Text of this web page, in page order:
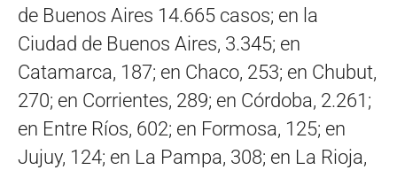
de Buenos Aires 14.665 casos; en la
Ciudad de Buenos Aires, 3.345; en
Catamarca, 187; en Chaco, 253; en Chubut,
270; en Corrientes, 289; en Córdoba, 2.261;
en Entre Ríos, 602; en Formosa, 125; en
Jujuy, 124; en La Pampa, 308; en La Rioja,